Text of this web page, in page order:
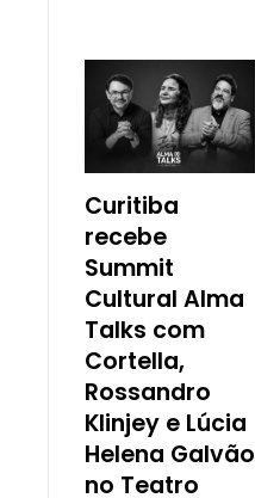
Curitiba
recebe
Summit
Cultural Alma
Talks com
Cortella,
Rossandro
Klinjey e Lúcia
Helena Galvão
no Teatro